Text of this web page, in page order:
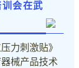
会在武
力刺激贴》
械产品技术